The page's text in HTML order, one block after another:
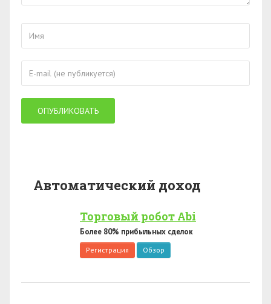
Автоматический доход
Торговый робот Abi
Более 80% прибыльных сделок
Регистрация Обзор